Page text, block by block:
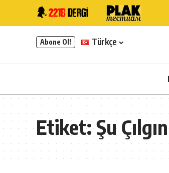
Abone Ol! Türkçe
Etiket:Şu